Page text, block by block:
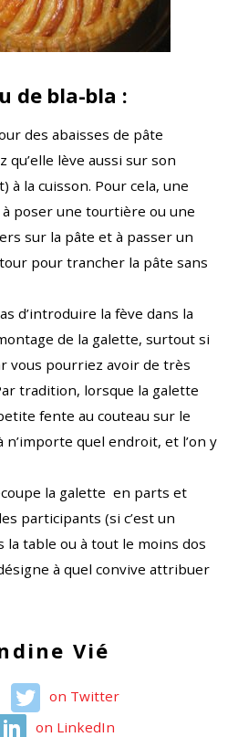
de bla-bla :
des abaisses de pâte
qu’elle lève aussi sur son
à la cuisson. Pour cela, une
poser une tourtière ou une
sur la pâte et à passer un
pour trancher la pâte sans
d’introduire la fève dans la
de la galette, surtout si
vous pourriez avoir de très
tradition, lorsque la galette
fente au couteau sur le
n’importe quel endroit, et l’on y
la galette en parts et
participants (si c’est un
la table ou à tout le moins dos
à quel convive attribuer
Vié
on Twitter
on LinkedIn